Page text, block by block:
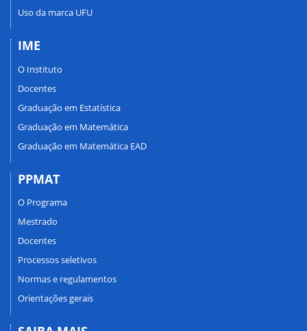
Uso da marca UFU
IME
O Instituto
Docentes
Graduação em Estatística
Graduação em Matemática
Graduação em Matemática EAD
PPMAT
O Programa
Mestrado
Docentes
Processos seletivos
Normas e regulamentos
Orientações gerais